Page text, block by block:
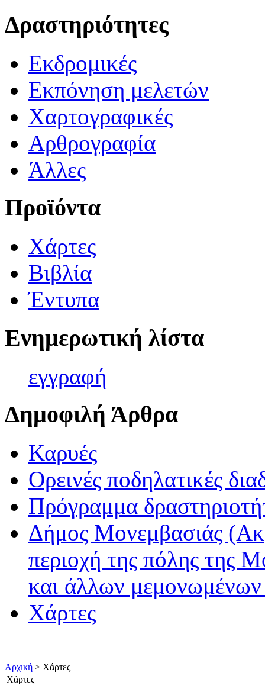
Δραστηριότητες
Εκδρομικές
Εκπόνηση μελετών
Χαρτογραφικές
Αρθρογραφία
Άλλες
Προϊόντα
Χάρτες
Βιβλία
Έντυπα
Ενημερωτική λίστα
εγγραφή
Δημοφιλή Άρθρα
Καρυές
Ορεινές ποδηλατικές
Πρόγραμμα
Δήμος Μονεμβασιάς
περιοχή της πόλης της
και άλλων
Χάρτες
Αρχική > Χάρτες
Χάρτες